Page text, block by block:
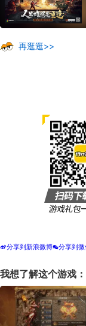
再逛逛>>
t分享到新浪微博w分享到微
我想了解这个游戏：